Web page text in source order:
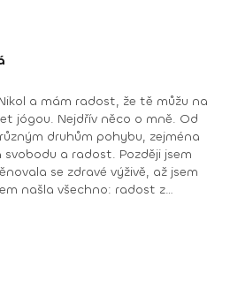
Nejdřív něco o mně. Od
druhům pohybu, zejména
a radost. Později jsem
se zdravé výživě, až jsem
spojení se sebou a odpovědi